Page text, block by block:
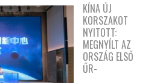
KÍNA ÚJ
KORSZAKOT
NYITOTT:
MEGNYÍLT AZ
ORSZÁG ELSŐ
ŰR-